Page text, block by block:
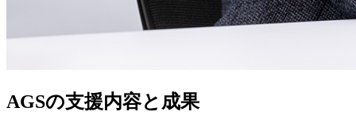
AGSの支援内容と成果